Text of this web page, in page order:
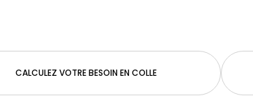
CALCULEZ VOTRE BESOIN EN COLLE